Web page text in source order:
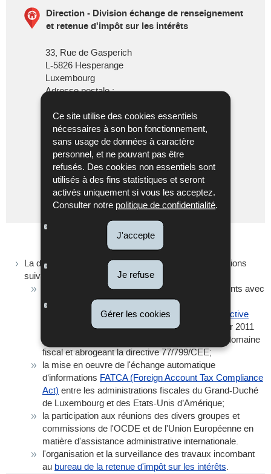
Ce site utilise des cookies essentiels
nécessaires à son bon fonctionnement,
sans usage de données à caractère
personnel, et ne pouvant pas être
refusés. Des cookies non essentiels sont
utilisés à des fins statistiques et seront
activés uniquement si vous les acceptez.
Consulter notre politique de confidentialité.
J'accepte
Je refuse
Gérer les cookies
Direction - Division échange de renseignement
et retenue d'impôt sur les intérêts
33, Rue de Gasperich
L-5826 Hesperange
Luxembourg
Adresse postale :
Fax :(+352) 247-52437
divechren@co.etat.lu
Itinéraire
de Direction
-
Division
échange
renseignement
intérêts
Localisez sur la carte
La division échange de renseignements a les attributions
suivantes:
la mise en oeuvre de l'échange de renseignements avec
les autorités fiscales étrangères en vertu des
conventions fiscales internationales et de la
directive
européenne 2011/16/UEdu Conseil du 15 février 2011
relative à la coopération administrative dans le domaine
fiscal et abrogeant la directive 77/799/CEE;
la mise en oeuvre de l'échange automatique
d’informations FATCA (Foreign Account Tax Compliance
Act) entre les administrations fiscales du Grand-Duché
de Luxembourg et des Etats-Unis d’Amérique;
la participation aux réunions des divers groupes et
commissions de l'OCDE et de l'Union Européenne en
matière d'assistance administrative internationale.
l'organisation et la surveillance des travaux incombant
au bureau de la retenue d'impôt sur les intérêts.